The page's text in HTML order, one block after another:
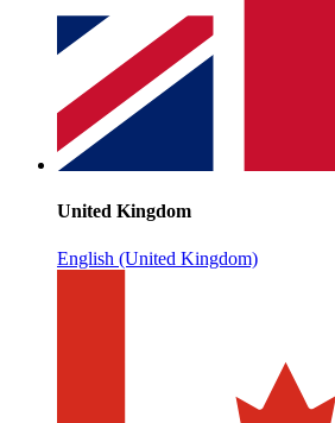
United Kingdom
English (United Kingdom)